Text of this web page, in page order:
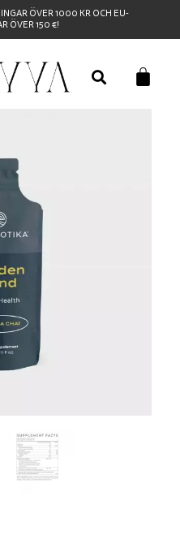
ÖVER 1000 KR OCH EU-
ÖVER 150 €!